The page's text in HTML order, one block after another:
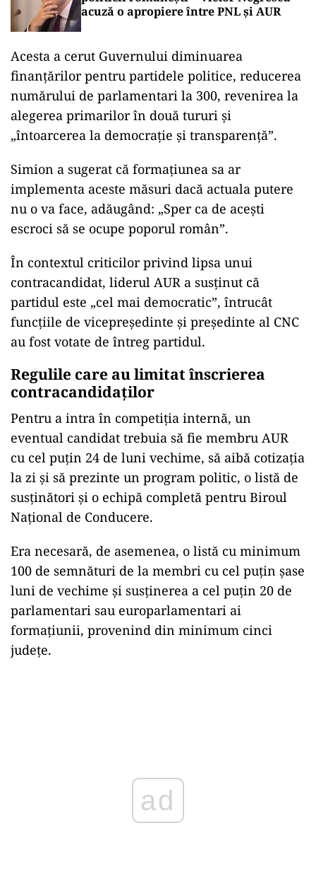
acuză o apropiere între PNL și AUR
Acesta a cerut Guvernului diminuarea
finanțărilor pentru partidele politice, reducerea
numărului de parlamentari la 300, revenirea la
alegerea primarilor în două tururi și
„întoarcerea la democrație și transparență”.
Simion a sugerat că formațiunea sa ar
implementa aceste măsuri dacă actuala putere
nu o va face, adăugând: „Sper ca de aceşti
escroci să se ocupe poporul român”.
În contextul criticilor privind lipsa unui
contracandidat, liderul AUR a susținut că
partidul este „cel mai democratic”, întrucât
funcțiile de vicepreședinte și președinte al CNC
au fost votate de întreg partidul.
Regulile care au limitat înscrierea
contracandidaților
Pentru a intra în competiția internă, un
eventual candidat trebuia să fie membru AUR
cu cel puțin 24 de luni vechime, să aibă cotizația
la zi și să prezinte un program politic, o listă de
susținători și o echipă completă pentru Biroul
Național de Conducere.
Era necesară, de asemenea, o listă cu minimum
100 de semnături de la membri cu cel puțin șase
luni de vechime și susținerea a cel puțin 20 de
parlamentari sau europarlamentari ai
formațiunii, provenind din minimum cinci
județe.
ad